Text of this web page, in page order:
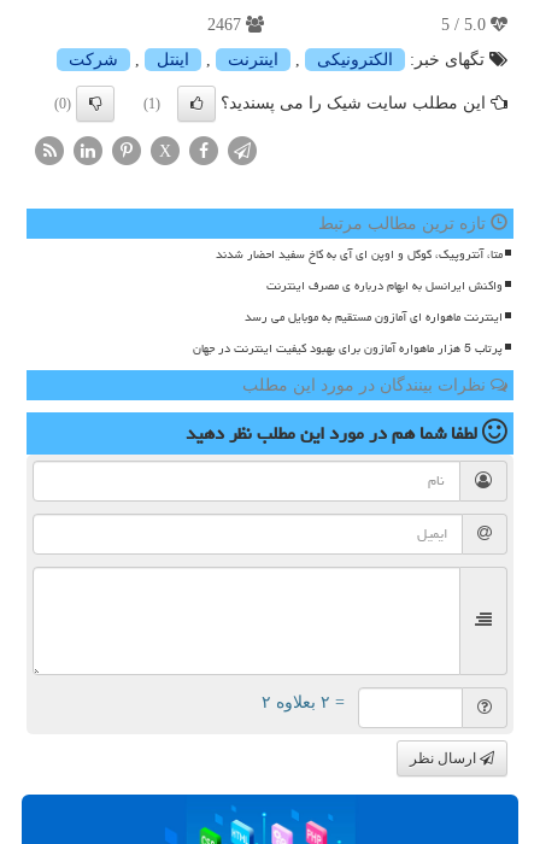
تگهای خبر:
الكترونیكی اینترنت اینتل شركت
این مطلب سایت شیک را می پسندید؟ (1)
(0)
X
تازه ترین مطالب مرتبط
متا، آنتروپیک، گوگل و اوپن ای آی به کاخ سفید احضار شدند
واکنش ایرانسل به ابهام درباره ی مصرف اینترنت
اینترنت ماهواره ای آمازون مستقیم به موبایل می رسد
پرتاب 5 هزار ماهواره آمازون برای بهبود کیفیت اینترنت در جهان
نظرات بینندگان در مورد این مطلب
لطفا شما همدر مورد این مطلبنظر دهید
= ۲ بعلاوه ۲
ارسال نظر